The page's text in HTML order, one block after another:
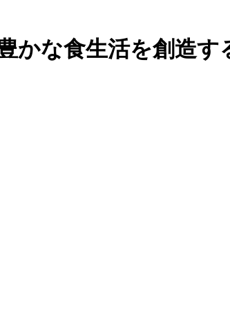
かな食生活を創造す